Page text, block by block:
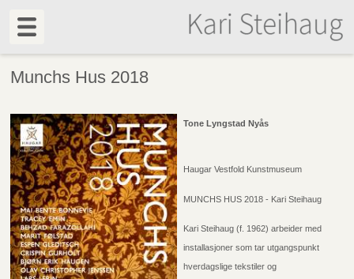
Munchs Hus 2018
Tone Lyngstad Nyås
Haugar Vestfold Kunstmuseum
MUNCHS HUS 2018 - Kari Steihaug
Kari Steihaug (f. 1962) arbeider med
installasjoner som tar utgangspunkt
hverdagslige tekstiler og